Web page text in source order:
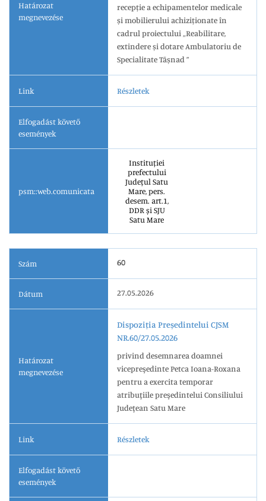
Határozat
megnevezése
recepție a echipamentelor medicale
și mobilierului achiziționate în
cadrul proiectului „Reabilitare,
extindere și dotare Ambulatoriu de
Specialitate Tășnad ”
Link Részletek
Elfogadást követő
események
psm::web.comunicata
Instituției
prefectului
Județul Satu
Mare, pers.
desem. art.1,
DDR și SJU
Satu Mare
Szám 60
Dátum 27.05.2026
Határozat
megnevezése
Dispoziția Președintelui CJSM
NR.60/27.05.2026
privind desemnarea doamnei
vicepreşedinte Petca Ioana-Roxana
pentru a exercita temporar
atribuţiile preşedintelui Consiliului
Judeţean Satu Mare
Link Részletek
Elfogadást követő
események